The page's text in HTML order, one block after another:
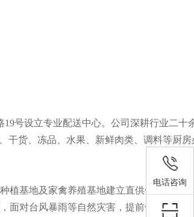
号设立专业配送中心。公司深耕行业二十
干货、冻品、水果、新鲜肉类、调料等厨房
植基地及家禽养殖基地建立直供合作关系
面对台风暴雨等自然灾害，提前做好备货
电话咨询